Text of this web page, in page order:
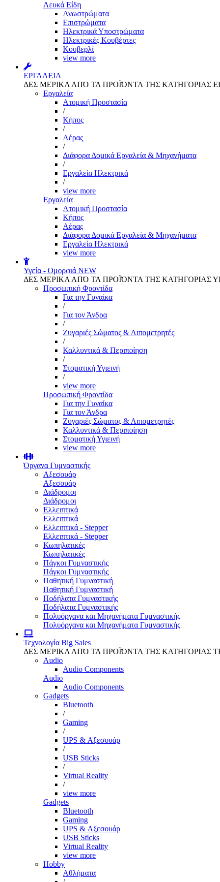
Λευκά Είδη
Ανωστρώματα
Επιστρώματα
Ηλεκτρικά Υποστρώματα
Ηλεκτρικές Κουβέρτες
Κουβερλί
view more
ΕΡΓΑΛΕΙΑ
ΔΕΣ ΜΕΡΙΚΑ ΑΠΌ ΤΑ ΠΡΟΪΌΝΤΑ ΤΗΣ ΚΑΤΗΓΟΡΙΑΣ
Εργαλεία
Aτομική Προστασία
/
Kήπος
/
Αέρας
/
Διάφορα Δομικά Εργαλεία & Μηχανήματα
/
Εργαλεία Ηλεκτρικά
/
view more
Εργαλεία
Aτομική Προστασία
Kήπος
Αέρας
Διάφορα Δομικά Εργαλεία & Μηχανήματα
Εργαλεία Ηλεκτρικά
view more
Υγεία - Ομορφιά NEW
ΔΕΣ ΜΕΡΙΚΑ ΑΠΌ ΤΑ ΠΡΟΪΌΝΤΑ ΤΗΣ ΚΑΤΗΓΟΡΙΑΣ
Προσωπική Φροντίδα
Για την Γυναίκα
/
Για τον Άνδρα
/
Ζυγαριές Σώματος & Λιπομετρητές
/
Καλλυντικά & Περιποίηση
/
Στοματική Υγιεινή
/
view more
Προσωπική Φροντίδα
Για την Γυναίκα
Για τον Άνδρα
Ζυγαριές Σώματος & Λιπομετρητές
Καλλυντικά & Περιποίηση
Στοματική Υγιεινή
view more
Όργανα Γυμναστικής
Αξεσουάρ
Αξεσουάρ
Διάδρομοι
Διάδρομοι
Ελλειπτικά
Ελλειπτικά
Ελλειπτικά - Stepper
Ελλειπτικά - Stepper
Κωπηλατικές
Κωπηλατικές
Πάγκοι Γυμναστικής
Πάγκοι Γυμναστικής
Παθητική Γυμναστική
Παθητική Γυμναστική
Ποδήλατα Γυμναστικής
Ποδήλατα Γυμναστικής
Πολυόργανα και Μηχανήματα Γυμναστικής
Πολυόργανα και Μηχανήματα Γυμναστικής
Τεχνολογία Big Sales
ΔΕΣ ΜΕΡΙΚΑ ΑΠΌ ΤΑ ΠΡΟΪΌΝΤΑ ΤΗΣ ΚΑΤΗΓΟΡΙΑΣ
Audio
Audio Components
Audio
Audio Components
Gadgets
Bluetooth
/
Gaming
/
UPS & Αξεσουάρ
/
USB Sticks
/
Virtual Reality
/
view more
Gadgets
Bluetooth
Gaming
UPS & Αξεσουάρ
USB Sticks
Virtual Reality
view more
Hobby
Αθλήματα